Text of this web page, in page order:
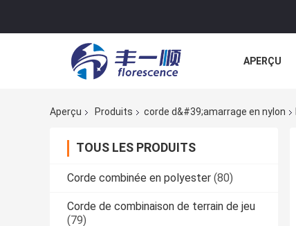
APERÇU
Aperçu
Produits corde d&#39;amarrage en nylon
TOUS LES PRODUITS
Corde combinée en polyester (80)
Corde de combinaison de terrain de jeu
(79)